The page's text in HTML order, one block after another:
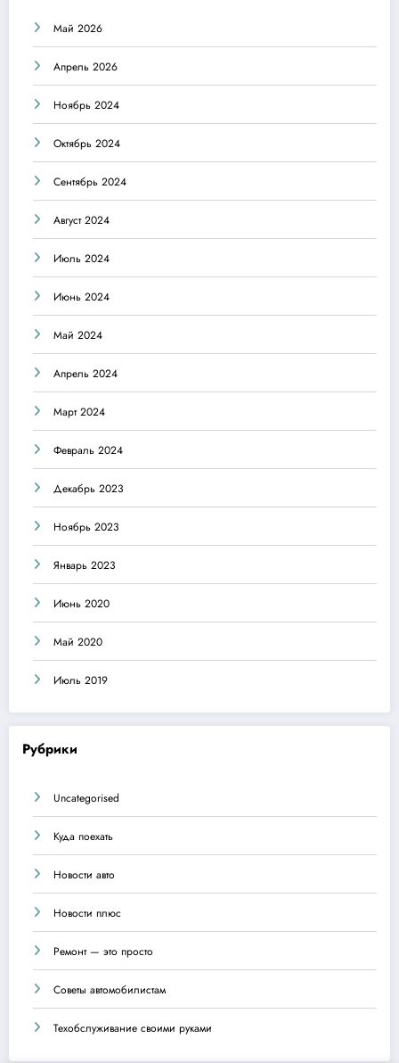
Май 2026
Апрель 2026
Ноябрь 2024
Октябрь 2024
Сентябрь 2024
Август 2024
Июль 2024
Июнь 2024
Май 2024
Апрель 2024
Март 2024
Февраль 2024
Декабрь 2023
Ноябрь 2023
Январь 2023
Июнь 2020
Май 2020
Июль 2019
Рубрики
Uncategorised
Куда поехать
Новости авто
Новости плюс
Ремонт — это просто
Советы автомобилистам
Техобслуживание своими руками